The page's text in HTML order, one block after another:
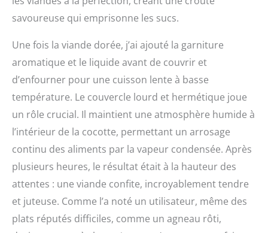
Connue pour ses
couleurs vives et
proposons une palette
encore plus riche
assortie de quinze
coloris. Place à des
tonalités originales,
chics, gourmandes,
flamboyantes et
explosives. La nouvelle
illumine désormais votre
quotidien… en
technicolor !<P>
Compatible tous feux, y
compris l’induction & le
four, elle fera office de
savoureuse qui emprisonne les sucs.
Une fois la viande dorée, j’ai ajouté la garniture
aromatique et le liquide avant de couvrir et
d’enfourner pour une cuisson lente à basse
température. Le couvercle lourd et hermétique joue
un rôle crucial. Il maintient une atmosphère humide à
l’intérieur de la cocotte, permettant un arrosage
continu des aliments par la vapeur condensée. Après
plusieurs heures, le résultat était à la hauteur des
attentes : une viande confite, incroyablement tendre
et juteuse. Comme l’a noté un utilisateur, même des
plats réputés difficiles, comme un agneau rôti,